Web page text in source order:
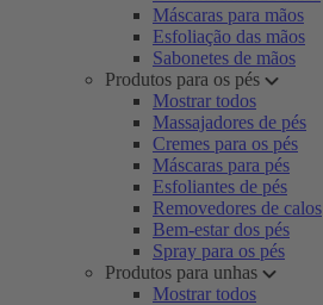
Máscaras para mãos
Esfoliação das mãos
Sabonetes de mãos
Produtos para os pés
Mostrar todos
Massajadores de pés
Cremes para os pés
Máscaras para pés
Esfoliantes de pés
Removedores de calos
Bem-estar dos pés
Spray para os pés
Produtos para unhas
Mostrar todos